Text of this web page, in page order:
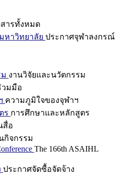
ารทั้งหมด
หาวิทยาลัย ประกาศจุฬาลงกรณ์
งานวิจัยและนวัตกรรม
วมมือ
ความภูมิใจของจุฬาฯ
ร การศึกษาและหลักสูตร
สื่อ
กิจกรรม
The 166th ASAIHL
ประกาศจัดซื้อจัดจ้าง